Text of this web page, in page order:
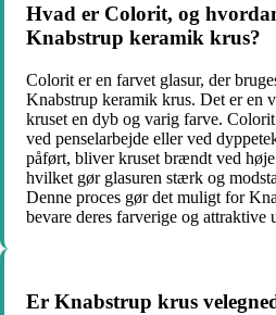
Hvad er Colorit, og
Knabstrup keramik krus?
Colorit er en farvet glasur, der
Knabstrup keramik krus. Det er en
kruset en dyb og varig farve.
ved penselarbejde eller ved
påført, bliver kruset brændt ved
hvilket gør glasuren stærk og
Denne proces gør det muligt for
bevare deres farverige og attraktive
Er Knabstrup krus